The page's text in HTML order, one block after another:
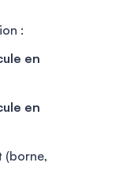
:
en
en
(borne,